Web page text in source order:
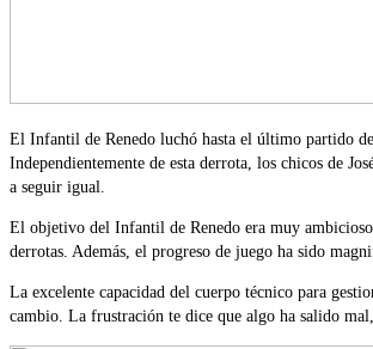
El Infantil de Renedo luchó hasta el último partido
Independientemente de esta derrota, los chicos de
a seguir igual.
El objetivo del Infantil de Renedo era muy
derrotas. Además, el progreso de juego ha sido
La excelente capacidad del cuerpo técnico para
cambio. La frustración te dice que algo ha salido